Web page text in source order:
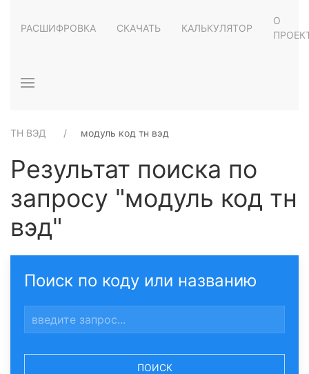
РАСШИФРОВКА СКАЧАТЬ КАЛЬКУЛЯТОР
О
ТН ВЭД модуль код тн вэд
Результат поиска по
запросу "модуль код тн
вэд"
Поиск по коду или названию
ПОИСК